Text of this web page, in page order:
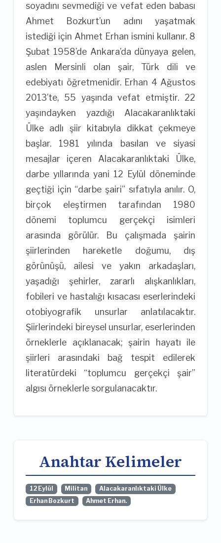
soyadını sevmediği ve vefat eden babası
Ahmet Bozkurt’un adını yaşatmak
istediği için Ahmet Erhan ismini kullanır. 8
Şubat 1958’de Ankara’da dünyaya gelen,
aslen Mersinli olan şair, Türk dili ve
edebiyatı öğretmenidir. Erhan 4 Ağustos
2013’te, 55 yaşında vefat etmiştir. 22
yaşındayken yazdığı Alacakaranlıktaki
Ülke adlı şiir kitabıyla dikkat çekmeye
başlar. 1981 yılında basılan ve siyasi
mesajlar içeren Alacakaranlıktaki Ülke,
darbe yıllarında yani 12 Eylül döneminde
geçtiği için “darbe şairi” sıfatıyla anılır. O,
birçok eleştirmen tarafından 1980
dönemi toplumcu gerçekçi isimleri
arasında görülür. Bu çalışmada şairin
şiirlerinden hareketle doğumu, dış
görünüşü, ailesi ve yakın arkadaşları,
yaşadığı şehirler, zararlı alışkanlıkları,
fobileri ve hastalığı kısacası eserlerindeki
otobiyografik unsurlar anlatılacaktır.
Şiirlerindeki bireysel unsurlar, eserlerinden
örneklerle açıklanacak; şairin hayatı ile
şiirleri arasındaki bağ tespit edilerek
literatürdeki “toplumcu gerçekçi şair”
algısı örneklerle sorgulanacaktır.
Anahtar Kelimeler
12 Eylül Militan
Alacakaranlıktaki Ülke
Erhan Bozkurt
Ahmet Erhan.